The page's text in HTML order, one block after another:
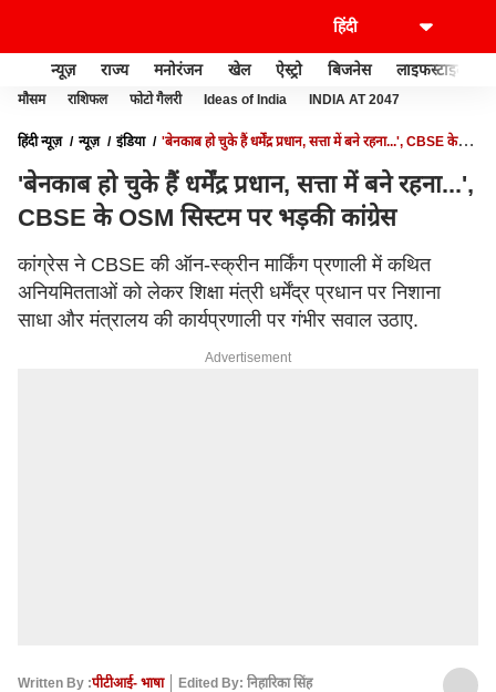
न्यूज़ राज्य मनोरंजन खेल ऐस्ट्रो बिजनेस लाइफस्टाइल
मौसम राशिफल फोटो गैलरी Ideas of India INDIA AT 2047
हिंदी न्यूज़ न्यूज़ इंडिया
'बेनकाब हो चुके हैं धर्मेंद्र प्रधान, सत्ता में बने रहना...', CBSE के
'बेनकाब हो चुके हैं धर्मेंद्र प्रधान, सत्ता में बने रहना...',
CBSE के OSM सिस्टम पर भड़की कांग्रेस
कांग्रेस ने CBSE की ऑन-स्क्रीन मार्किंग प्रणाली में कथित
अनियमितताओं को लेकर शिक्षा मंत्री धर्मेंद्र प्रधान पर निशाना
साधा और मंत्रालय की कार्यप्रणाली पर गंभीर सवाल उठाए.
Advertisement
Written By :पीटीआई- भाषा
Edited By: निहारिका सिंह